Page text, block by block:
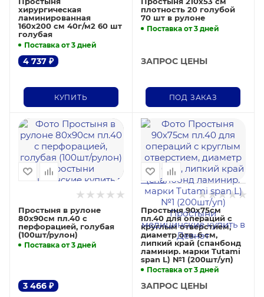
хирургическая
ламинированная
160х200 см 40г/м2 60 шт
голубая
Поставка от 3 дней
4 737 ₽
КУПИТЬ
плотность 20 голубой
70 шт в рулоне
Поставка от 3 дней
ЗАПРОС ЦЕНЫ
ПОД ЗАКАЗ
Простыня в рулоне
80х90см пл.40 с
перфорацией, голубая
(100шт/рулон)
Поставка от 3 дней
3 466 ₽
Простыня 90х75см
пл.40 для операций с
круглым отверстием,
диаметр отв. 6 см,
липкий край (спанбонд
ламинир. марки Tutami
span L) №1 (200шт/уп)
Поставка от 3 дней
ЗАПРОС ЦЕНЫ